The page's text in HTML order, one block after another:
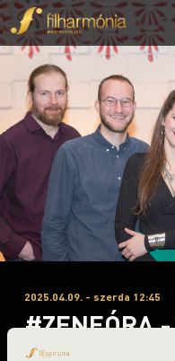
2025.04.09. - szerda 12:45
#ZENEÓRA
Békés